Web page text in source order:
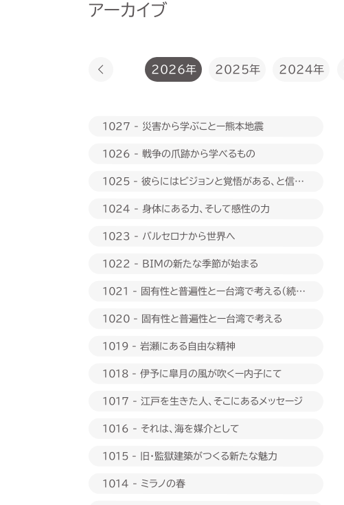
アーカイブ
2026年 2025年 2024年
1027 - 災害から学ぶことー熊本地震
1026 - 戦争の爪跡から学べるもの
1025 - 彼らにはビジョンと覚悟がある、と信じ
1024 - 身体にある力、そして感性の力
1023 - バルセロナから世界へ
1022 - BIMの新たな季節が始まる
1021 - 固有性と普遍性とー台湾で考える（続
1020 - 固有性と普遍性とー台湾で考える
1019 - 岩瀬にある自由な精神
1018 - 伊予に皐月の風が吹くー内子にて
1017 - 江戸を生きた人、そこにあるメッセージ
1016 - それは、海を媒介として
1015 - 旧・監獄建築がつくる新たな魅力
1014 - ミラノの春